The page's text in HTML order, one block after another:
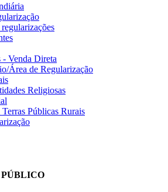
regularizações
- Venda Direta
Área de Regularização
Religiosas
Públicas Rurais